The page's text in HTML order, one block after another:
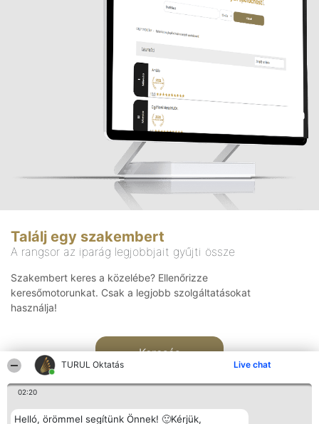
TURUL Oktatás Live chat
02:20
Helló, örömmel segítünk Önnek! 🙂Kérjük,
Találj egy szakembert
A rangsor az iparág legjobbjait gyűjti össze
Szakembert keres a közelébe? Ellenőrizze
keresőmotorunkat. Csak a legjobb szolgáltatásokat
használja!
Keresés